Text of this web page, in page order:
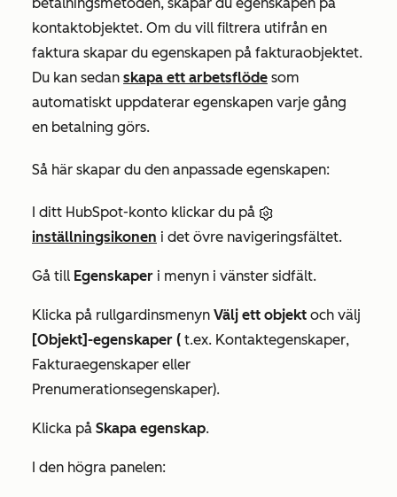
betalningsmetoden, skapar du egenskapen på
kontaktobjektet. Om du vill filtrera utifrån en
faktura skapar du egenskapen på fakturaobjektet.
Du kan sedan skapa ett arbetsflöde som
automatiskt uppdaterar egenskapen varje gång
en betalning görs.
Så här skapar du den anpassade egenskapen:
I ditt HubSpot-konto klickar du på
inställningsikonen i det övre navigeringsfältet.
Gå till Egenskaper i menyn i vänster sidfält.
Klicka på rullgardinsmenyn Välj ett objekt och välj
[Objekt]-egenskaper ( t.ex. Kontaktegenskaper,
Fakturaegenskaper eller
Prenumerationsegenskaper).
Klicka på Skapa egenskap.
I den högra panelen: